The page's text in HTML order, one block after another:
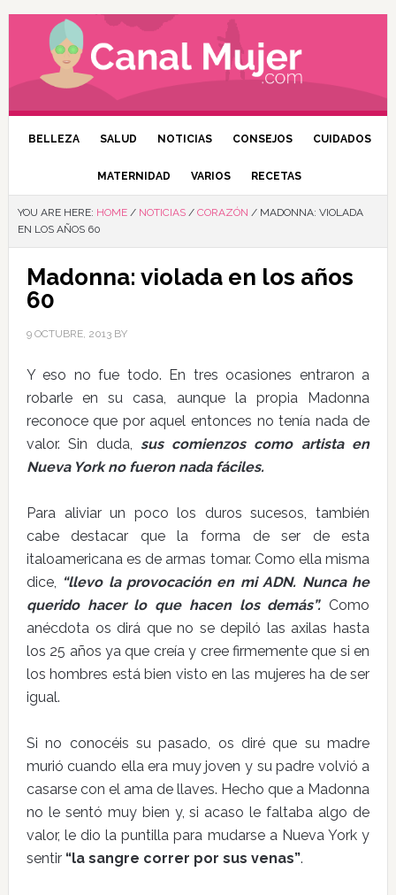
BELLEZA SALUD NOTICIAS CONSEJOS CUIDADOS
MATERNIDAD VARIOS RECETAS
YOU ARE HERE: HOME / NOTICIAS / CORAZÓN /MADONNA: VIOLADA
EN LOS AÑOS 60
Madonna: violada en los años
60
9 OCTUBRE, 2013BY
Y eso no fue todo. En tres ocasiones entraron a
robarle en su casa, aunque la propia Madonna
reconoce que por aquel entonces no tenía nada de
valor. Sin duda, sus comienzos como artista en
Nueva York no fueron nada fáciles.
Para aliviar un poco los duros sucesos, también
cabe destacar que la forma de ser de esta
italoamericana es de armas tomar. Como ella misma
dice, “llevo la provocación en mi ADN. Nunca he
querido hacer lo que hacen los demás”. Como
anécdota os dirá que no se depiló las axilas hasta
los 25 años ya que creía y cree firmemente que si en
los hombres está bien visto en las mujeres ha de ser
igual.
Si no conocéis su pasado, os diré que su madre
murió cuando ella era muy joven y su padre volvió a
casarse con el ama de llaves. Hecho que a Madonna
no le sentó muy bien y, si acaso le faltaba algo de
valor, le dio la puntilla para mudarse a Nueva York y
sentir “la sangre correr por sus venas”.